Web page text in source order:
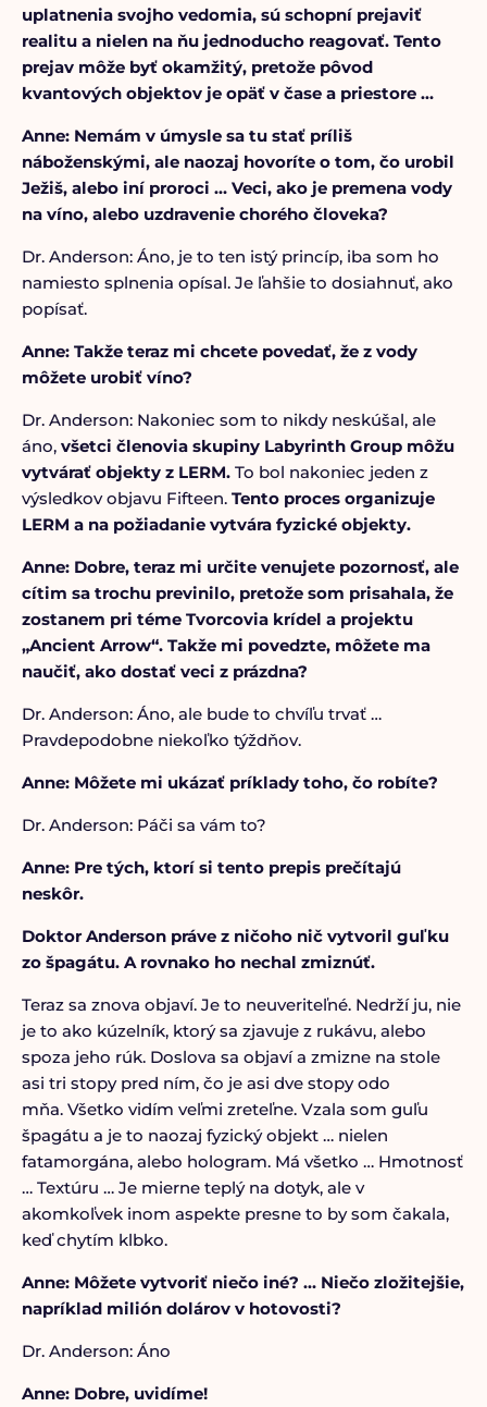
uplatnenia svojho vedomia, sú schopní prejaviť
realitu a nielen na ňu jednoducho reagovať. Tento
prejav môže byť okamžitý, pretože pôvod
kvantových objektov je opäť v čase a priestore …
Anne: Nemám v úmysle sa tu stať príliš
náboženskými, ale naozaj hovoríte o tom, čo urobil
Ježiš, alebo iní proroci … Veci, ako je premena vody
na víno, alebo uzdravenie chorého človeka?
Dr. Anderson: Áno, je to ten istý princíp, iba som ho
namiesto splnenia opísal. Je ľahšie to dosiahnuť, ako
popísať.
Anne: Takže teraz mi chcete povedať, že z vody
môžete urobiť víno?
Dr. Anderson: Nakoniec som to nikdy neskúšal, ale
áno, všetci členovia skupiny Labyrinth Group môžu
vytvárať objekty z LERM. To bol nakoniec jeden z
výsledkov objavu Fifteen. Tento proces organizuje
LERM a na požiadanie vytvára fyzické objekty.
Anne: Dobre, teraz mi určite venujete pozornosť, ale
cítim sa trochu previnilo, pretože som prisahala, že
zostanem pri téme Tvorcovia krídel a projektu
„Ancient Arrow“. Takže mi povedzte, môžete ma
naučiť, ako dostať veci z prázdna?
Dr. Anderson: Áno, ale bude to chvíľu trvať …
Pravdepodobne niekoľko týždňov.
Anne: Môžete mi ukázať príklady toho, čo robíte?
Dr. Anderson: Páči sa vám to?
Anne: Pre tých, ktorí si tento prepis prečítajú
neskôr.
Doktor Anderson práve z ničoho nič vytvoril guľku
zo špagátu. A rovnako ho nechal zmiznúť.
Teraz sa znova objaví. Je to neuveriteľné. Nedrží ju, nie
je to ako kúzelník, ktorý sa zjavuje z rukávu, alebo
spoza jeho rúk. Doslova sa objaví a zmizne na stole
asi tri stopy pred ním, čo je asi dve stopy odo
mňa. Všetko vidím veľmi zreteľne. Vzala som guľu
špagátu a je to naozaj fyzický objekt … nielen
fatamorgána, alebo hologram. Má všetko … Hmotnosť
… Textúru … Je mierne teplý na dotyk, ale v
akomkoľvek inom aspekte presne to by som čakala,
keď chytím klbko.
Anne: Môžete vytvoriť niečo iné? … Niečo zložitejšie,
napríklad milión dolárov v hotovosti?
Dr. Anderson: Áno
Anne: Dobre, uvidíme!